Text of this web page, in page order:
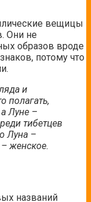
вещицы
Они не
образов вроде
потому что
и
полагать,
а Луне –
тибетцев
Луна –
женское.
названий